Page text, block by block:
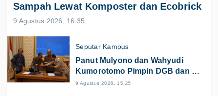
Sampah Lewat Komposter dan Ecobrick
9 Agustus 2026, 16.35
Seputar Kampus
Panut Mulyono dan Wahyudi
Kumorotomo Pimpin DGB dan SA
UGM
9 Agustus 2026, 15.25